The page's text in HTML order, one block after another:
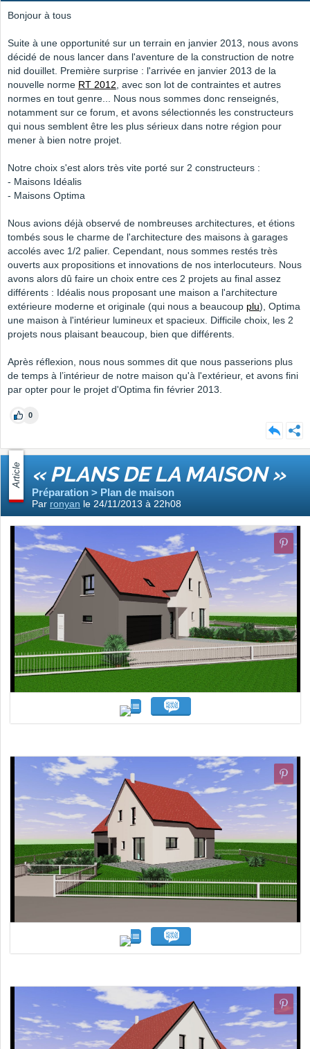
Bonjour à tous
Suite à une opportunité sur un terrain en janvier 2013, nous avons
décidé de nous lancer dans l'aventure de la construction de notre
nid douillet. Première surprise : l'arrivée en janvier 2013 de la
nouvelle norme RT 2012, avec son lot de contraintes et autres
normes en tout genre... Nous nous sommes donc renseignés,
notamment sur ce forum, et avons sélectionnés les constructeurs
qui nous semblent être les plus sérieux dans notre région pour
mener à bien notre projet.
Notre choix s'est alors très vite porté sur 2 constructeurs :
- Maisons Idéalis
- Maisons Optima
Nous avions déjà observé de nombreuses architectures, et étions
tombés sous le charme de l'architecture des maisons à garages
accolés avec 1/2 palier. Cependant, nous sommes restés très
ouverts aux propositions et innovations de nos interlocuteurs. Nous
avons alors dû faire un choix entre ces 2 projets au final assez
différents : Idéalis nous proposant une maison a l'architecture
extérieure moderne et originale (qui nous a beaucoup plu), Optima
une maison à l'intérieur lumineux et spacieux. Difficile choix, les 2
projets nous plaisant beaucoup, bien que différents.
Après réflexion, nous nous sommes dit que nous passerions plus
de temps à l’intérieur de notre maison qu'à l'extérieur, et avons fini
par opter pour le projet d'Optima fin février 2013.
0
Article « PLANS DE LA MAISON »
Préparation > Plan de maison
Par ronyan le 24/11/2013 à 22h08